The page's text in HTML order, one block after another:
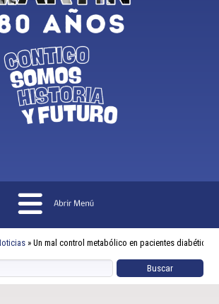
» Un mal control metabólico en pacientes